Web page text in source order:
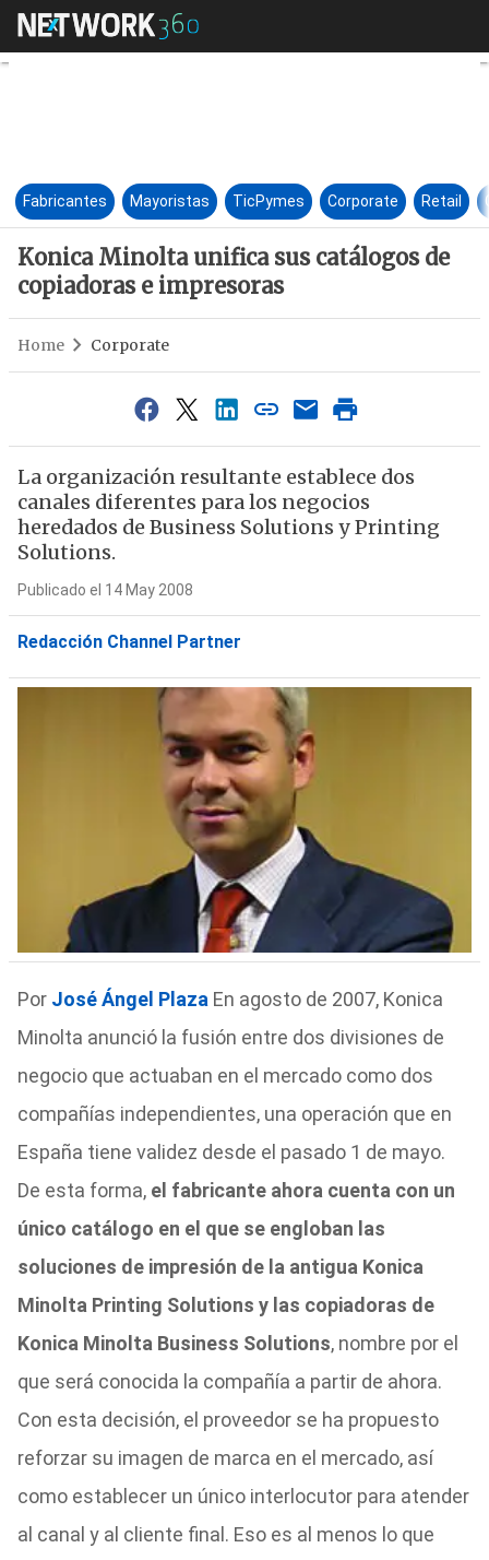
Konica Minolta unifica sus
Fabricantes Mayoristas TicPymes Corporate Retail
Konica Minolta unifica sus catálogos de
copiadoras e impresoras
Home Corporate
La organización resultante establece dos
canales diferentes para los negocios
heredados de Business Solutions y Printing
Solutions.
Publicado el 14 May 2008
Redacción Channel Partner
Por José Ángel Plaza En agosto de 2007, Konica
Minolta anunció la fusión entre dos divisiones de
negocio que actuaban en el mercado como dos
compañías independientes, una operación que en
España tiene validez desde el pasado 1 de mayo.
De esta forma, el fabricante ahora cuenta con un
único catálogo en el que se engloban las
soluciones de impresión de la antigua Konica
Minolta Printing Solutions y las copiadoras de
Konica Minolta Business Solutions, nombre por el
que será conocida la compañía a partir de ahora.
Con esta decisión, el proveedor se ha propuesto
reforzar su imagen de marca en el mercado, así
como establecer un único interlocutor para atender
al canal y al cliente final. Eso es al menos lo que